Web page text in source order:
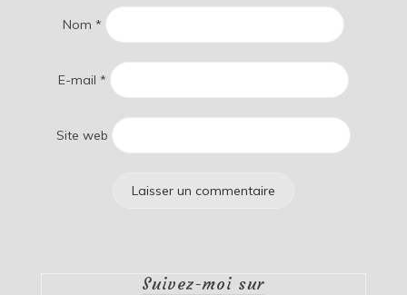
Nom *
E-mail *
Site web
Suivez-moi sur